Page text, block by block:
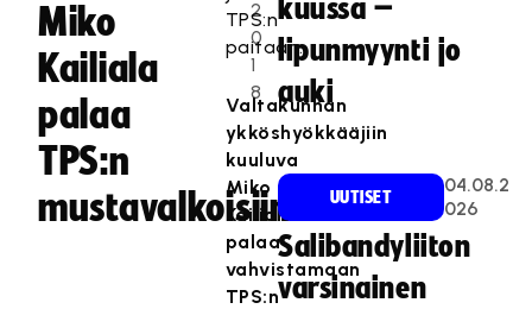
Miko
Kailiala
palaa
TPS:n
mustavalkoisiin
2
0
1
8
TPS:n
paitaan.
Valtakunnan
ykköshyökkääjiin
kuuluva
Miko
Kailiala
palaa
vahvistamaan
TPS:n
kuussa –
lipunmyynti jo
auki
UUTISET
04.08.2
026
Salibandyliiton
varsinainen